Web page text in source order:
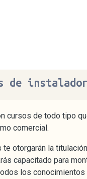
de
cursos de todo tipo
comercial.
otorgarán la
capacitado para
los